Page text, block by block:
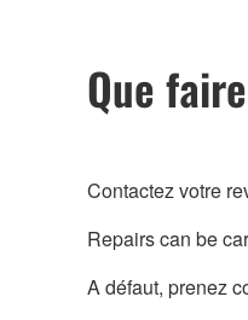
Que
Contactez votre
Repairs can be
A défaut, prenez